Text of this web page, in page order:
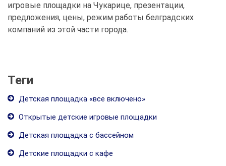
игровые площадки на Чукарице, презентации,
предложения, цены, режим работы белградских
компаний из этой части города.
Теги
Детская площадка «все включено»
Открытые детские игровые площадки
Детская площадка с бассейном
Детские площадки с кафе